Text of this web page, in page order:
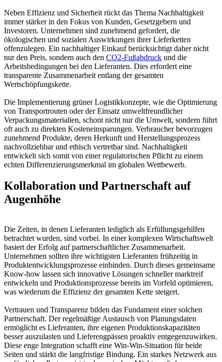
Neben Effizienz und Sicherheit rückt das Thema Nachhaltigkeit
immer stärker in den Fokus von Kunden, Gesetzgebern und
Investoren. Unternehmen sind zunehmend gefordert, die
ökologischen und sozialen Auswirkungen ihrer Lieferketten
offenzulegen. Ein nachhaltiger Einkauf berücksichtigt daher nicht
nur den Preis, sondern auch den CO2-Fußabdruck und die
Arbeitsbedingungen bei den Lieferanten. Dies erfordert eine
transparente Zusammenarbeit entlang der gesamten
Wertschöpfungskette.
Die Implementierung grüner Logistikkonzepte, wie die Optimierung
von Transportrouten oder der Einsatz umweltfreundlicher
Verpackungsmaterialien, schont nicht nur die Umwelt, sondern führt
oft auch zu direkten Kosteneinsparungen. Verbraucher bevorzugen
zunehmend Produkte, deren Herkunft und Herstellungsprozess
nachvollziehbar und ethisch vertretbar sind. Nachhaltigkeit
entwickelt sich somit von einer regulatorischen Pflicht zu einem
echten Differenzierungsmerkmal im globalen Wettbewerb.
Kollaboration und Partnerschaft auf
Augenhöhe
Die Zeiten, in denen Lieferanten lediglich als Erfüllungsgehilfen
betrachtet wurden, sind vorbei. In einer komplexen Wirtschaftswelt
basiert der Erfolg auf partnerschaftlicher Zusammenarbeit.
Unternehmen sollten ihre wichtigsten Lieferanten frühzeitig in
Produktentwicklungsprozesse einbinden. Durch dieses gemeinsame
Know-how lassen sich innovative Lösungen schneller marktreif
entwickeln und Produktionsprozesse bereits im Vorfeld optimieren,
was wiederum die Effizienz der gesamten Kette steigert.
Vertrauen und Transparenz bilden das Fundament einer solchen
Partnerschaft. Der regelmäßige Austausch von Planungsdaten
ermöglicht es Lieferanten, ihre eigenen Produktionskapazitäten
besser auszulasten und Lieferengpässen proaktiv entgegenzuwirken.
Diese enge Integration schafft eine Win-Win-Situation für beide
Seiten und stärkt die langfristige Bindung. Ein starkes Netzwerk aus